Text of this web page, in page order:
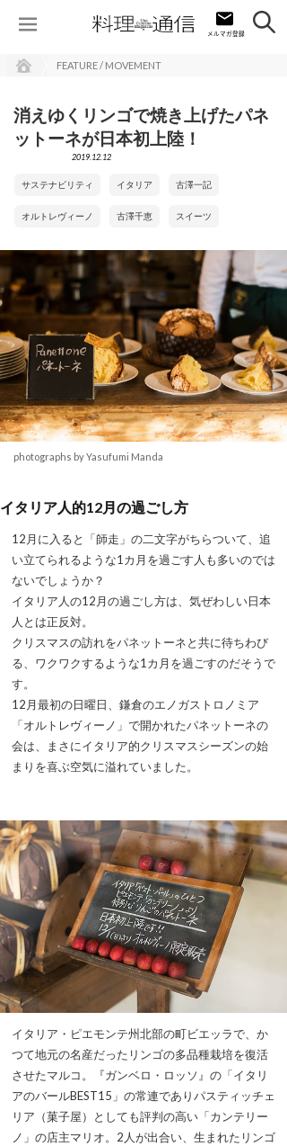
FEATURE / MOVEMENT
消えゆくリンゴで焼き上げたパネ
ットーネが日本初上陸！
2019.12.12
サステナビリティ イタリア 古澤一記
オルトレヴィーノ 古澤千恵 スイーツ
photographs by Yasufumi Manda
イタリア人的12月の過ごし方
12月に入ると「師走」の二文字がちらついて、追
い立てられるような1カ月を過ごす人も多いのでは
ないでしょうか？
イタリア人の12月の過ごし方は、気ぜわしい日本
人とは正反対。
クリスマスの訪れをパネットーネと共に待ちわび
る、ワクワクするような1カ月を過ごすのだそうで
す。
12月最初の日曜日、鎌倉のエノガストロノミア
「オルトレヴィーノ」で開かれたパネットーネの
会は、まさにイタリア的クリスマスシーズンの始
まりを喜ぶ空気に溢れていました。
イタリア・ピエモンテ州北部の町ビエッラで、か
つて地元の名産だったリンゴの多品種栽培を復活
させたマルコ。『ガンベロ・ロッソ』の「イタリ
アのバールBEST15」の常連でありパスティッチェ
リア（菓子屋）としても評判の高い「カンテリー
ノ」の店主マリオ。2人が出合い、生まれたリンゴ